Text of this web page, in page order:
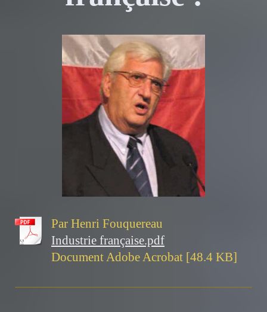
Par Henri Fouquereau
Industrie française.pdf
Document Adobe Acrobat [48.4 KB]